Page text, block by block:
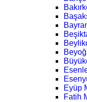
Eyüp
Fatih